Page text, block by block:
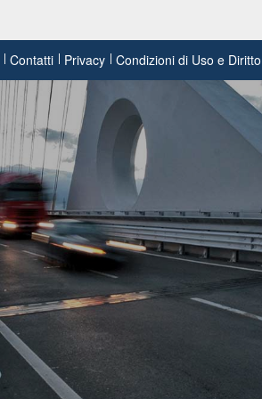
Contatti Privacy Condizioni di Uso e Diritto